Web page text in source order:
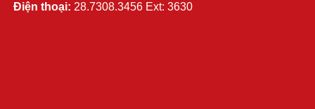
Điện thoại: 28.7308.3456 Ext: 3630